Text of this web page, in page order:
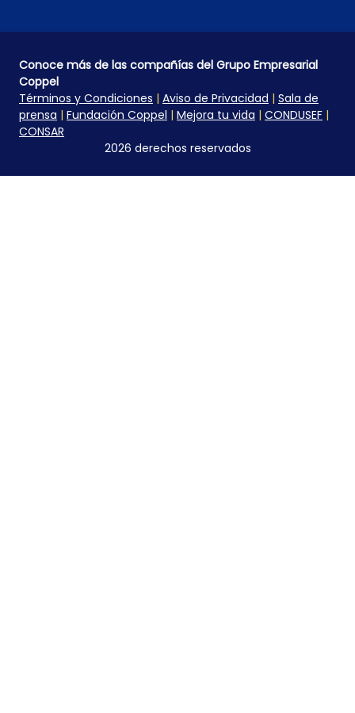
Conoce más de las compañías del Grupo Empresarial
Coppel
Términos y Condiciones | Aviso de Privacidad | Sala de
prensa | Fundación Coppel | Mejora tu vida | CONDUSEF |
CONSAR
2026 derechos reservados